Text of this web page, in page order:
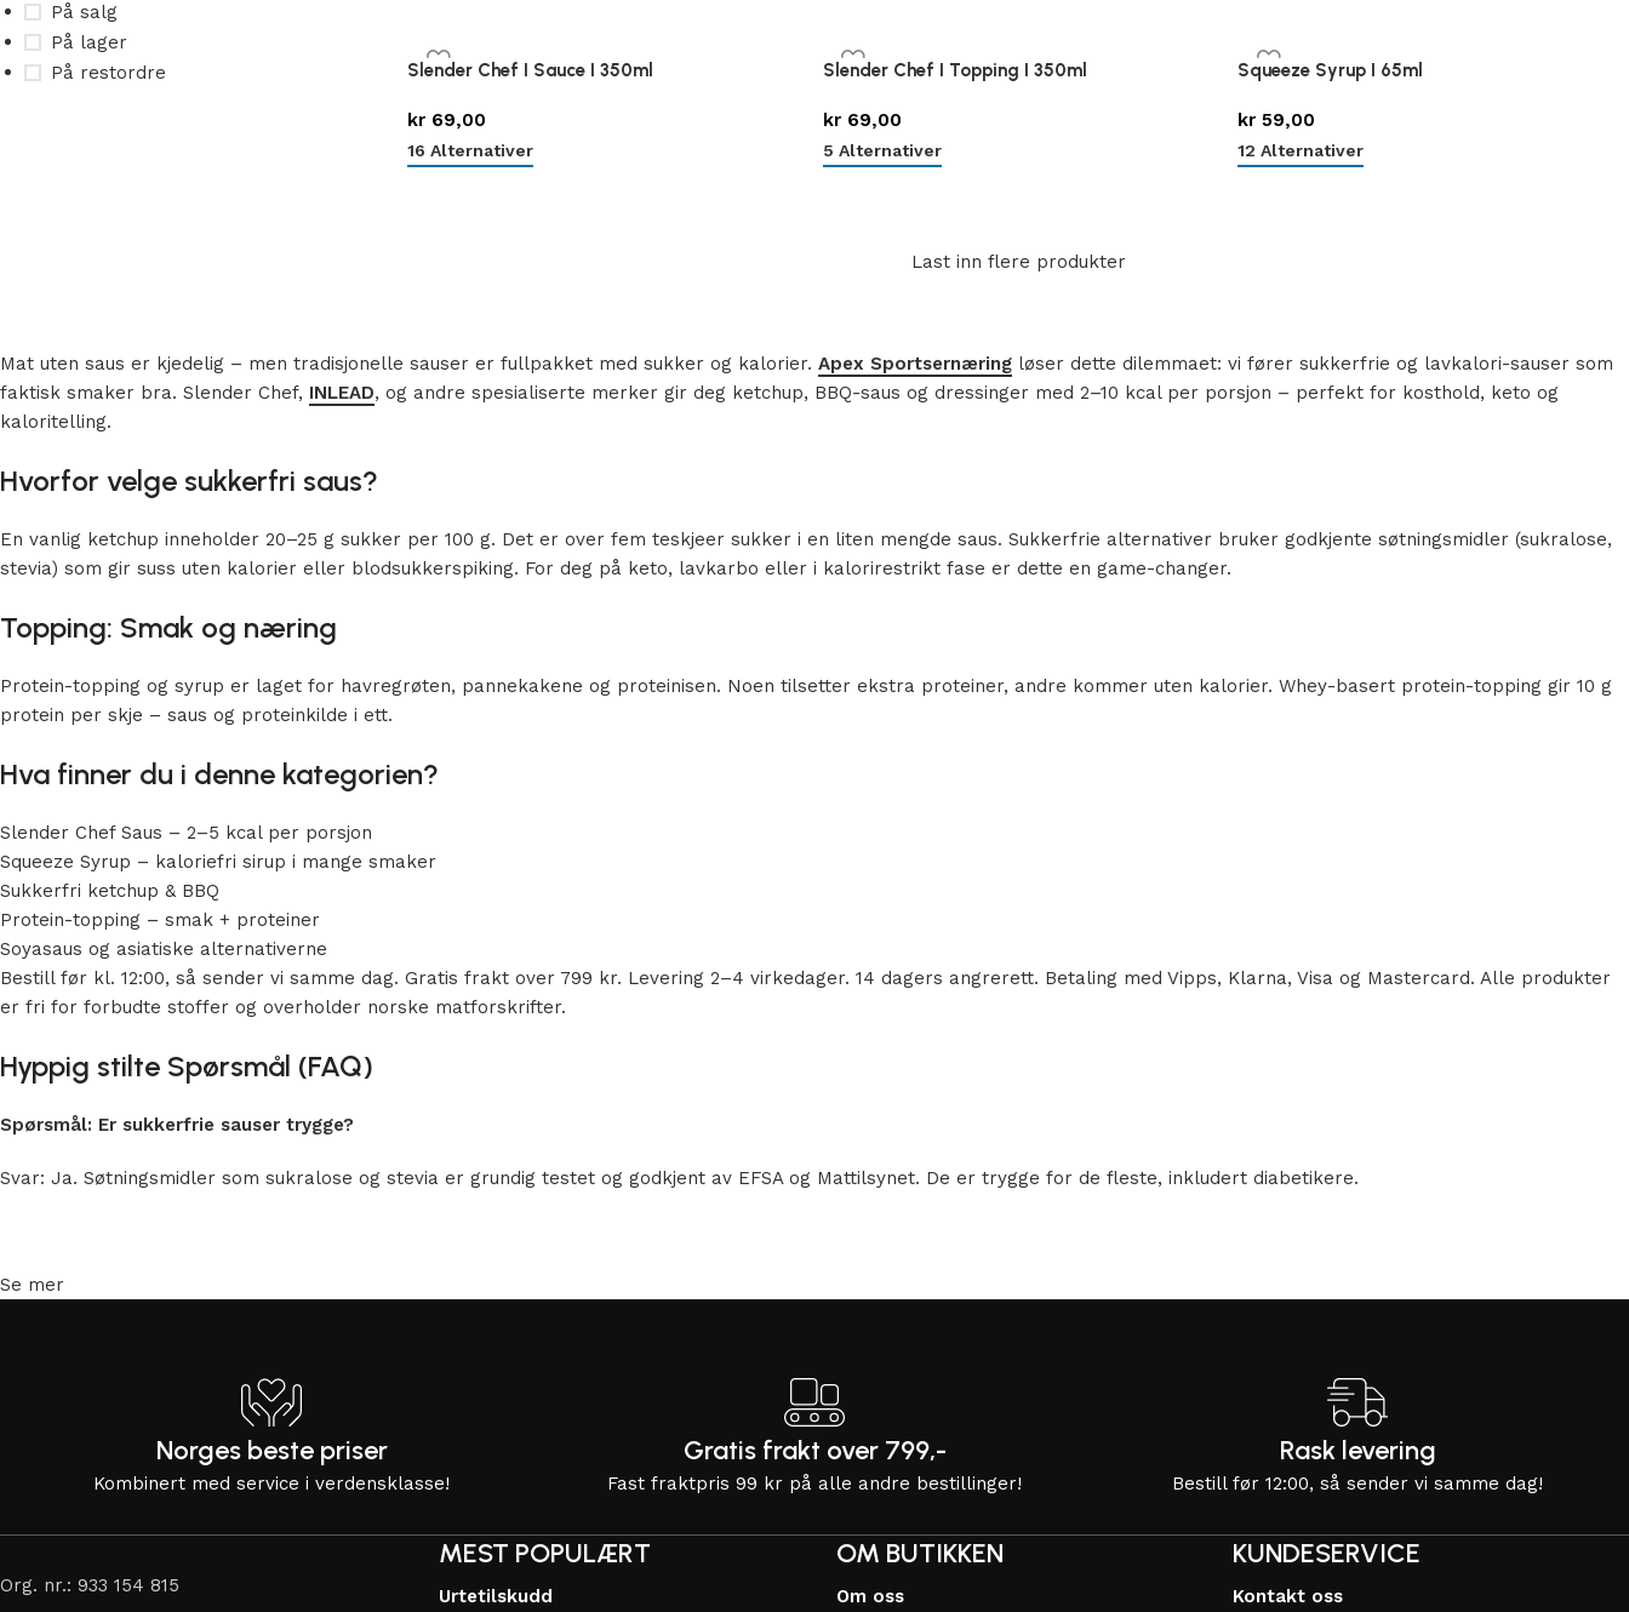
På salg
På lager
På restordre
Slender Chef I Sauce I 350ml
kr 69,00
16 Alternativer
Slender Chef I Topping I 350ml
kr69,00
5 Alternativer
Squeeze Syrup I 65ml
kr 59,00
12 Alternativer
Last inn flere produkter
Mat uten saus er kjedelig – men tradisjonelle sauser er fullpakket med sukker og kalorier. Apex Sportsernæring løser dette dilemmaet: vi fører sukkerfrie og lavkalori-sauser som
faktisk smaker bra. Slender Chef, INLEAD, og andre spesialiserte merker gir deg ketchup, BBQ-saus og dressinger med 2–10 kcal per porsjon – perfekt for kosthold, keto og
kaloritelling.
Hvorfor velge sukkerfri saus?
En vanlig ketchup inneholder 20–25 g sukker per 100 g. Det er over fem teskjeer sukker i en liten mengde saus. Sukkerfrie alternativer bruker godkjente søtningsmidler (sukralose,
stevia) som gir suss uten kalorier eller blodsukkerspiking. For deg på keto, lavkarbo eller i kalorirestrikt fase er dette en game-changer.
Topping: Smak og næring
Protein-topping og syrup er laget for havregrøten, pannekakene og proteinisen. Noen tilsetter ekstra proteiner, andre kommer uten kalorier. Whey-basert protein-topping gir 10 g
protein per skje – saus og proteinkilde i ett.
Hva finner du i denne kategorien?
Slender Chef Saus – 2–5 kcal per porsjon
Squeeze Syrup – kaloriefri sirup i mange smaker
Sukkerfri ketchup & BBQ
Protein-topping – smak + proteiner
Soyasaus og asiatiske alternativerne
Bestill før kl. 12:00, så sender vi samme dag. Gratis frakt over 799 kr. Levering 2–4 virkedager. 14 dagers angrerett. Betaling med Vipps, Klarna, Visa og Mastercard. Alle produkter
er fri for forbudte stoffer og overholder norske matforskrifter.
Hyppig stilte Spørsmål (FAQ)
Spørsmål: Er sukkerfrie sauser trygge?
Svar: Ja. Søtningsmidler som sukralose og stevia er grundig testet og godkjent av EFSA og Mattilsynet. De er trygge for de fleste, inkludert diabetikere.
Se mer
Norges beste priser
Kombinert med service i verdensklasse!
Gratis frakt over 799,-
Fast fraktpris 99 kr på alle andre bestillinger!
Rask levering
Bestill før 12:00, så sender vi samme dag!
Org. nr.: 933 154 815
MEST POPULÆRT
Urtetilskudd
OM BUTIKKEN
Om oss
KUNDESERVICE
Kontakt oss